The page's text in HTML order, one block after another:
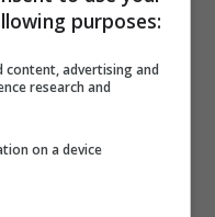
nel corso della
presenti come
Kirsten
Tan.
italiane
purposes:
content, advertising and
research and
on a device